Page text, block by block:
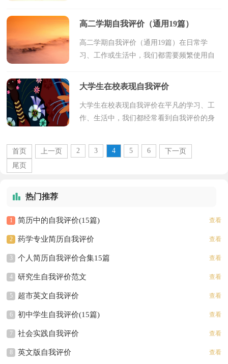
一。写起自我评价来就毫无头绪？下面是小
高二学期自我评价（通用19篇）
高二学期自我评价（通用19篇）在日常学
习、工作或生活中，我们都需要频繁使用自
促，促使我们维持自我的一致性。写起自我
大学生在校表现自我评价
大学生在校表现自我评价在平凡的学习、工
作、生活中，我们都经常看到自我评价的身
方式，也决定着一个人对待他人的态度，还
影响对他人的评价...
首页 上一页 2 3 4 5 6
下一页
尾页
热门推荐
1 简历中的自我评价(15篇) 查看
2 药学专业简历自我评价 查看
3 个人简历自我评价合集15篇 查看
4 研究生自我评价范文 查看
5 超市英文自我评价 查看
6 初中学生自我评价(15篇) 查看
7 社会实践自我评价 查看
8 英文版自我评价 查看